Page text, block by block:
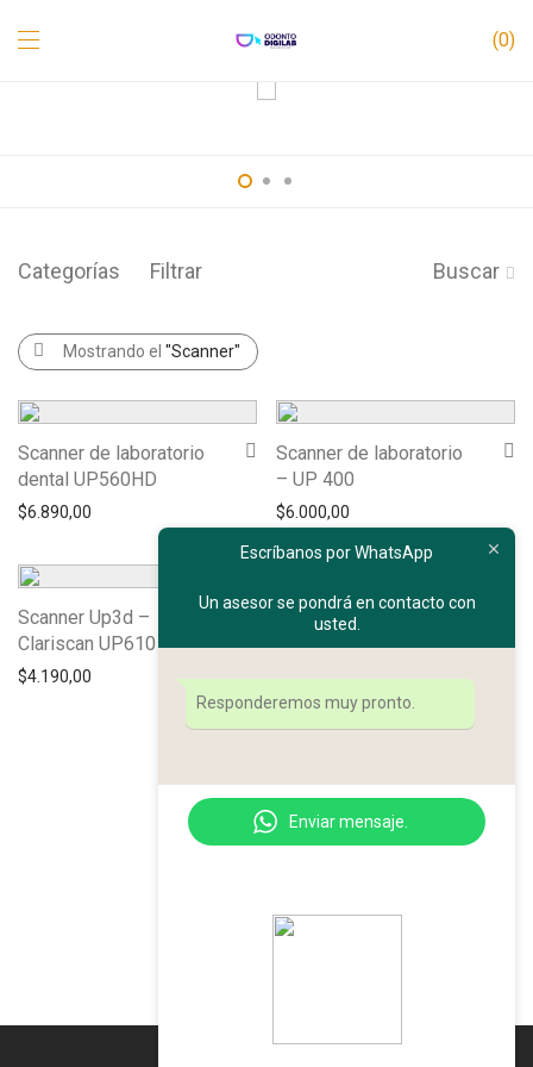
0
Categorías Filtrar Buscar
Mostrando el "Scanner"
Scanner de laboratorio
dental UP560HD
$6.890,00
Scanner de laboratorio
– UP 400
$6.000,00
Scanner Up3d –
Clariscan UP610
$4.190,00
Escríbanos por WhatsApp
Un asesor se pondrá en contacto con
usted.
Responderemos muy pronto.
Enviar mensaje.